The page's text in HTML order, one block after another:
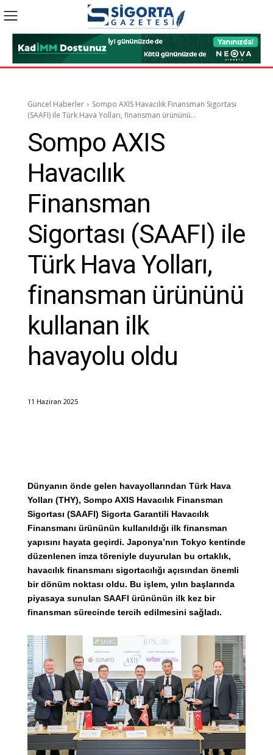
Güncel Haberler
Sompo AXIS Havacılık Finansman Sigortası
(SAAFI) ile Türk Hava Yolları, finansman ürününü...
Sompo AXIS
Havacılık
Finansman
Sigortası (SAAFI) ile
Türk Hava Yolları,
finansman ürününü
kullanan ilk
havayolu oldu
11 Haziran 2025
Dünyanın önde gelen havayollarından Türk Hava
Yolları (THY), Sompo AXIS Havacılık Finansman
Sigortası (SAAFI) Sigorta Garantili Havacılık
Finansmanı ürününün kullanıldığı ilk finansman
yapısını hayata geçirdi. Japonya’nın Tokyo kentinde
düzenlenen imza töreniyle duyurulan bu ortaklık,
havacılık finansmanı sigortacılığı açısından önemli
bir dönüm noktası oldu. Bu işlem, yılın başlarında
piyasaya sunulan SAAFI ürününün ilk kez bir
finansman sürecinde tercih edilmesini sağladı.